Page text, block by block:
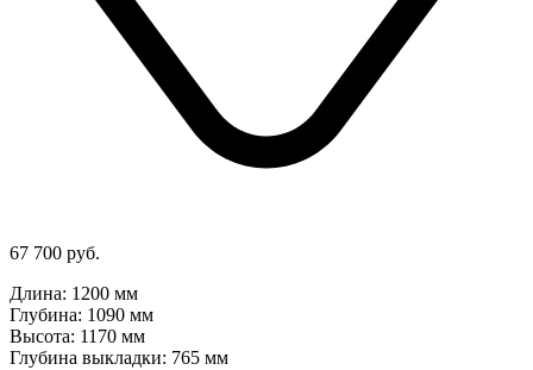
67 700 руб.
Длина: 1200 мм
Глубина: 1090 мм
Высота: 1170 мм
Глубина выкладки: 765 мм